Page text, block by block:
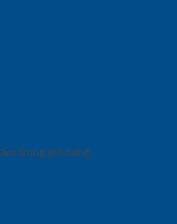
trong giỏ hàng.